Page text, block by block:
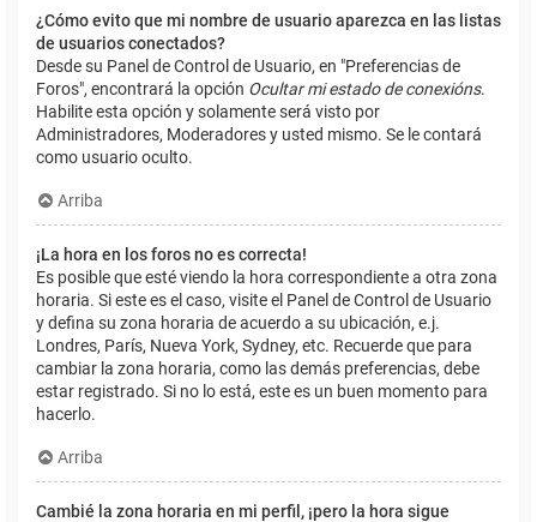
¿Cómo evito que mi nombre de usuario aparezca en las listas
de usuarios conectados?
Desde su Panel de Control de Usuario, en "Preferencias de
Foros", encontrará la opción Ocultar mi estado de conexións.
Habilite esta opción y solamente será visto por
Administradores, Moderadores y usted mismo. Se le contará
como usuario oculto.
Arriba
¡La hora en los foros no es correcta!
Es posible que esté viendo la hora correspondiente a otra zona
horaria. Si este es el caso, visite el Panel de Control de Usuario
y defina su zona horaria de acuerdo a su ubicación, e.j.
Londres, París, Nueva York, Sydney, etc. Recuerde que para
cambiar la zona horaria, como las demás preferencias, debe
estar registrado. Si no lo está, este es un buen momento para
hacerlo.
Arriba
Cambié la zona horaria en mi perfil, ¡pero la hora sigue